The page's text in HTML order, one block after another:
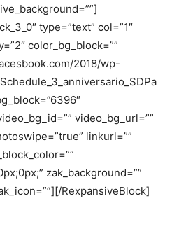
type=”text” col=”1″
color_bg_block=””
2018/wp-
video_bg_url=””
linkurl=””
zak_background=””
RexpansiveBlock]